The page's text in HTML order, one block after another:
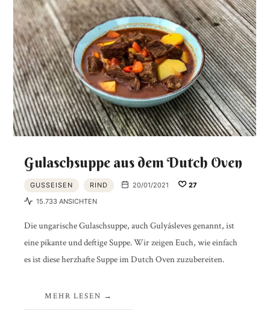
Gulaschsuppe aus dem Dutch Oven
GUSSEISEN RIND 20/01/2021
27
15.733 ANSICHTEN
Die ungarische Gulaschsuppe, auch Gulyásleves genannt, ist
eine pikante und deftige Suppe. Wir zeigen Euch, wie einfach
es ist diese herzhafte Suppe im Dutch Oven zuzubereiten.
MEHR LESEN